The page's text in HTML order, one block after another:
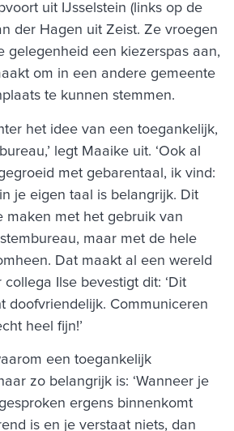
uit IJsselstein (links op de
der Hagen uit Zeist. Ze vroegen
gelegenheid een kiezerspas aan,
om in een andere gemeente
te kunnen stemmen.
het idee van een toegankelijk,
legt Maaike uit. ‘Ook al
met gebarentaal, ik vind:
je eigen taal is belangrijk. Dit
maken met het gebruik van
maar met de hele
Dat maakt al een wereld
collega Ilse bevestigt dit: ‘Dit
doofvriendelijk. Communiceren
heel fijn!’
een toegankelijk
zo belangrijk is: ‘Wanneer je
ergens binnenkomt
is en je verstaat niets, dan